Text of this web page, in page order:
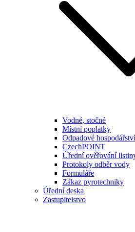
Vodné, stočné
Místní poplatky
Odpadové hospodářství
CzechPOINT
Úřední ověřování
Protokoly odběr vody
Formuláře
Zákaz pyrotechniky
Úřední deska
Zastupitelstvo